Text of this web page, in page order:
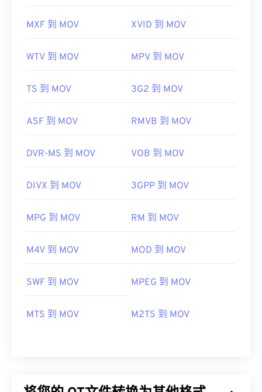
MXF 到 MOV XVID 到 MOV
WTV 到 MOV MPV 到 MOV
TS 到 MOV 3G2 到 MOV
ASF 到 MOV RMVB 到 MOV
DVR-MS 到 MOV VOB 到 MOV
DIVX 到 MOV 3GPP 到 MOV
MPG 到 MOV RM 到 MOV
M4V 到 MOV MOD 到 MOV
SWF 到 MOV MPEG 到 MOV
MTS 到 MOV M2TS 到 MOV